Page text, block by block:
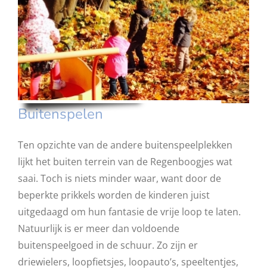
Buitenspelen
Ten opzichte van de andere buitenspeelplekken
lijkt het buiten terrein van de Regenboogjes wat
saai. Toch is niets minder waar, want door de
beperkte prikkels worden de kinderen juist
uitgedaagd om hun fantasie de vrije loop te laten.
Natuurlijk is er meer dan voldoende
buitenspeelgoed in de schuur. Zo zijn er
driewielers, loopfietsjes, loopauto’s, speeltentjes,